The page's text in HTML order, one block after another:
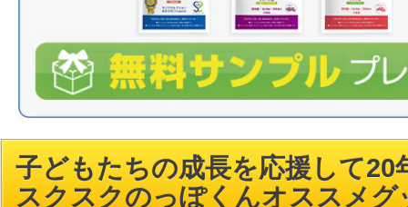
子どもたちの成長を応援して20
スクスクのっぽくんオススメグ